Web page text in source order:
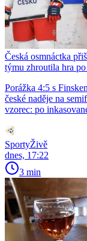
Česká osmnáctka
týmu zhroutila hra
Porážka 4:5 s
české naděje na
vzorec: po
SportyŽivě
dnes, 17:22
3 min